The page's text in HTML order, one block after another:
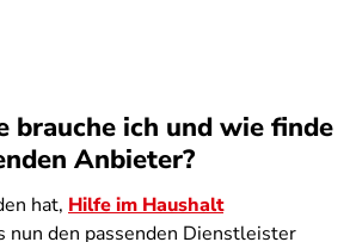
brauche ich und wie finde
Anbieter?
hat, Hilfe im Haushalt
nun den passenden Dienstleister